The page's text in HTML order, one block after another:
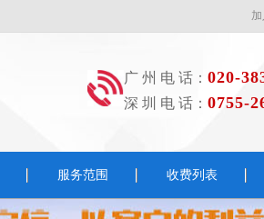
广 州 电 话： 020-
深 圳 电 话： 0755-
服务范围 收费列表